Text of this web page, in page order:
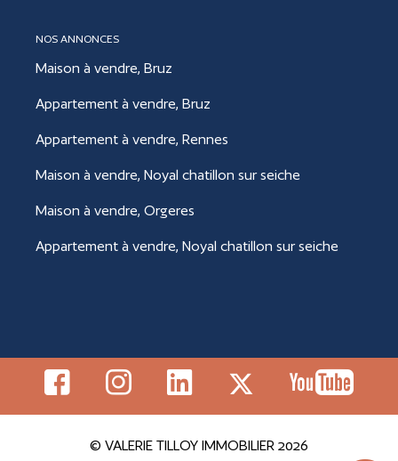
NOS ANNONCES
Maison à vendre, Bruz
Appartement à vendre, Bruz
Appartement à vendre, Rennes
Maison à vendre, Noyal chatillon sur seiche
Maison à vendre, Orgeres
Appartement à vendre, Noyal chatillon sur seiche
© VALERIE TILLOY IMMOBILIER 2026